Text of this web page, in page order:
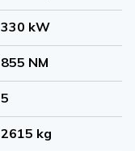
330 kW
855 NM
5
2615 kg